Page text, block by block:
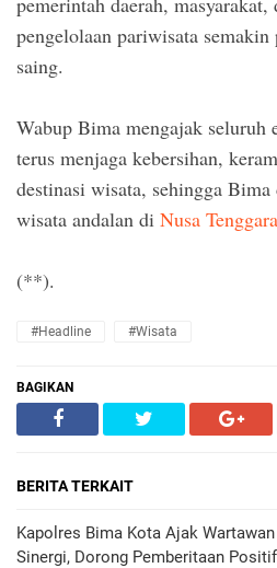
pengelolaan pariwisata semakin
saing.
Wabup Bima mengajak seluruh
terus menjaga kebersihan,
destinasi wisata, sehingga
wisata andalan di Nusa
(**).
#Headline #Wisata
BAGIKAN
BERITA TERKAIT
Kapolres Bima Kota Ajak
Sinergi, Dorong Pemberitaan